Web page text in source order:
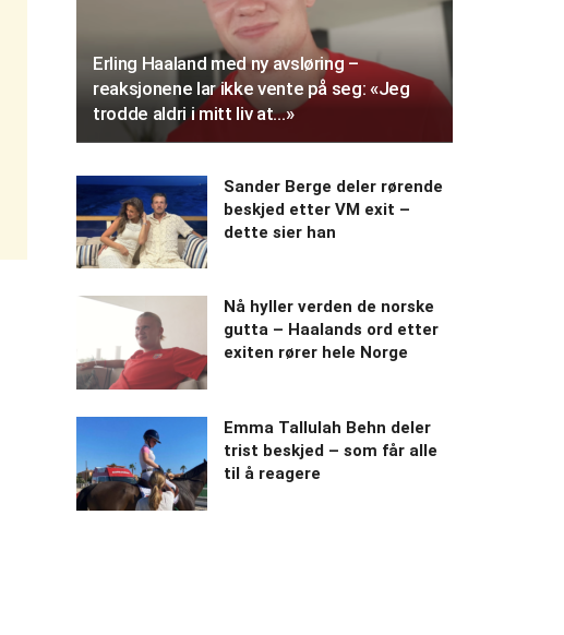
Erling Haaland med ny avsløring –
reaksjonene lar ikke vente på seg: «Jeg
trodde aldri i mitt liv at…»
Sander Berge deler rørende
beskjed etter VM exit –
dette sier han
Nå hyller verden de norske
gutta – Haalands ord etter
exiten rører hele Norge
Emma Tallulah Behn deler
trist beskjed – som får alle
til å reagere